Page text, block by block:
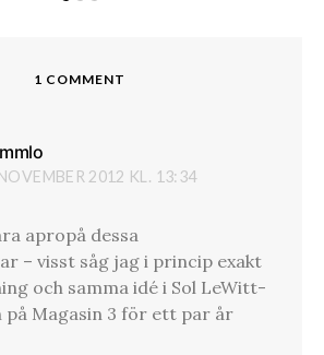
1 COMMENT
2012 KL. 13:34
apropå dessa
– visst såg jag i princip exakt
och samma idé i Sol LeWitt-
på Magasin 3 för ett par år